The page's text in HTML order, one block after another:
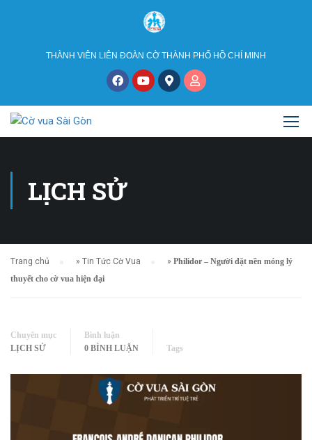
THÀNH VIÊN LIÊN ĐOÀN CỜ THÀNH PHỐ HỒ CHÍ MINH
LỊCH SỬ
Trang chủ » Tin Tức Cờ Vua » Philidor – Người đặt nền móng lý
thuyết cho cờ vua hiện đại
Chuyên mục
LỊCH SỬ
Bình luận
0 BÌNH LUẬN
Tags